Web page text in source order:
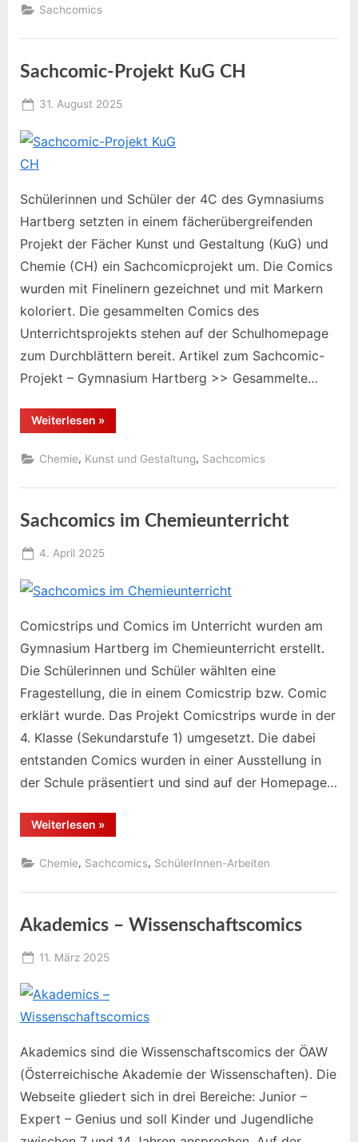
–
Sachcomics
Sachcomic-Projekt KuG CH
Posted
31. August 2025
Schülerinnen und Schüler der 4C des Gymnasiums
Hartberg setzten in einem fächerübergreifenden
Projekt der Fächer Kunst und Gestaltung (KuG) und
Chemie (CH) ein Sachcomicprojekt um. Die Comics
wurden mit Finelinern gezeichnet und mit Markern
koloriert. Die gesammelten Comics des
Unterrichtsprojekts stehen auf der Schulhomepage
zum Durchblättern bereit. Artikel zum Sachcomic-
Projekt – Gymnasium Hartberg >> Gesammelte…
Weiterlesen “Sachcomic-
Projekt
CH”
»
Chemie, Kunst und Gestaltung, Sachcomics
Sachcomics im Chemieunterricht
Posted
4. April 2025
Comicstrips und Comics im Unterricht wurden am
Gymnasium Hartberg im Chemieunterricht erstellt.
Die Schülerinnen und Schüler wählten eine
Fragestellung, die in einem Comicstrip bzw. Comic
erklärt wurde. Das Projekt Comicstrips wurde in der
4. Klasse (Sekundarstufe 1) umgesetzt. Die dabei
entstanden Comics wurden in einer Ausstellung in
der Schule präsentiert und sind auf der Homepage…
Weiterlesen “Sachcomics
im
»
Chemie, Sachcomics, SchülerInnen-Arbeiten
Akademics – Wissenschaftscomics
Posted
11. März 2025
Akademics sind die Wissenschaftscomics der ÖAW
(Österreichische Akademie der Wissenschaften). Die
Webseite gliedert sich in drei Bereiche: Junior –
Expert – Genius und soll Kinder und Jugendliche